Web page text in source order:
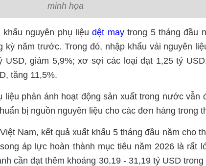
minh họa
khẩu nguyên phụ liệudệt maytrong 5 tháng đầu
kỳ năm trước. Trong đó, nhập khẩu vải nguyên
USD, giảm 5,9%; xơ sợi các loại đạt 1,25 tỷ
tăng 11,5%.
liệu phản ánh hoạt động sản xuất trong nước vẫn
bị nguồn nguyên liệu cho các đơn hàng trong
Nam, kết quả xuất khẩu 5 tháng đầu năm cho
áp lực hoàn thành mục tiêu năm 2026 là rất
cần đạt thêm khoảng 30,19 - 31,19 tỷ USD